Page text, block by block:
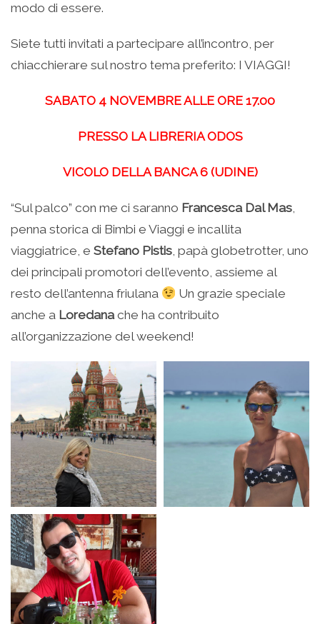
modo di essere.
Siete tutti invitati a partecipare all’incontro, per
chiacchierare sul nostro tema preferito: I VIAGGI!
SABATO 4 NOVEMBRE ALLE ORE 17.00
PRESSO LA LIBRERIA ODOS
VICOLO DELLA BANCA 6 (UDINE)
“Sul palco” con me ci saranno Francesca Dal Mas,
penna storica di Bimbi e Viaggi e incallita
viaggiatrice, e Stefano Pistis, papà globetrotter, uno
dei principali promotori dell’evento, assieme al
resto dell’antenna friulana
Un grazie speciale
anche a Loredanache ha contribuito
all’organizzazione del weekend!